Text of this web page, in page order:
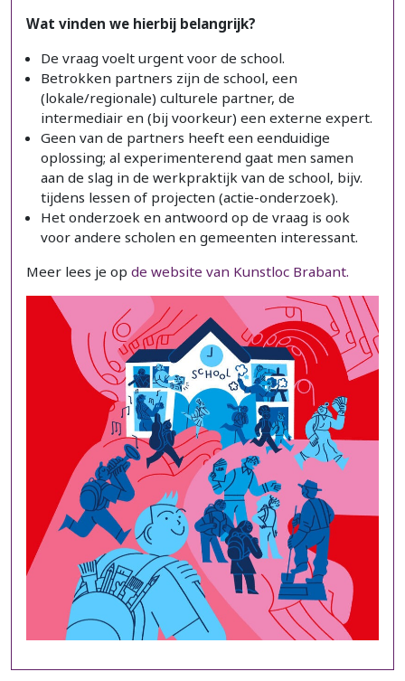
Wat vinden we hierbij belangrijk?
De vraag voelt urgent voor de school.
Betrokken partners zijn de school, een
(lokale/regionale) culturele partner, de
intermediair en (bij voorkeur) een externe expert.
Geen van de partners heeft een eenduidige
oplossing; al experimenterend gaat men samen
aan de slag in de werkpraktijk van de school, bijv.
tijdens lessen of projecten (actie-onderzoek).
Het onderzoek en antwoord op de vraag is ook
voor andere scholen en gemeenten interessant.
Meer lees je op de website van Kunstloc Brabant.